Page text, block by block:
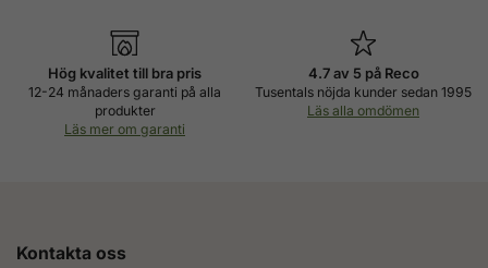
Hög kvalitet till bra pris
12-24 månaders garanti på alla
produkter
Läs mer om garanti
4.7 av 5 på Reco
Tusentals nöjda kunder sedan 1995
Läs alla omdömen
Kontakta oss